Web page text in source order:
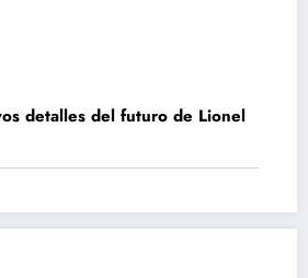
detalles del futuro de Lionel